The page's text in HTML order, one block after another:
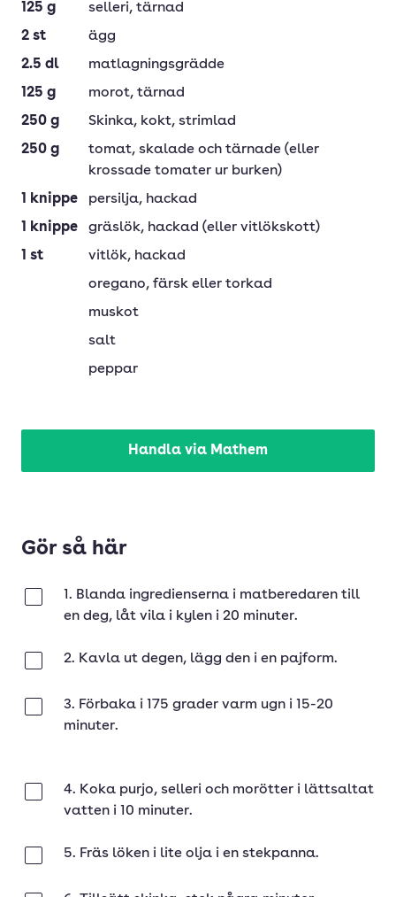
125 g selleri, tärnad
2 st
ägg
2.5 dl
matlagningsgrädde
125 g morot, tärnad
250 g Skinka, kokt, strimlad
250 g tomat, skalade och tärnade (eller
krossade tomater ur burken)
1
knippe persilja, hackad
1
knippe gräslök, hackad (eller vitlökskott)
1 st vitlök, hackad
oregano, färsk eller torkad
muskot
salt
peppar
Handla via Mathem
Gör så här
1. Blanda ingredienserna i matberedaren till
en deg, låt vila i kylen i 20 minuter.
2. Kavla ut degen, lägg den i en pajform.
3. Förbaka i 175 grader varm ugn i 15-20
minuter.
4. Koka purjo, selleri och morötter i lättsaltat
vatten i 10 minuter.
5. Fräs löken i lite olja i en stekpanna.